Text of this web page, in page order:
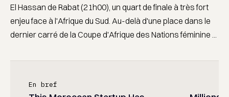
El Hassan de Rabat (21h00), un quart de finale à très fort
enjeu face à l'Afrique du Sud. Au-delà d'une place dans le
dernier carré de la Coupe d'Afrique des Nations féminine ...
En bref